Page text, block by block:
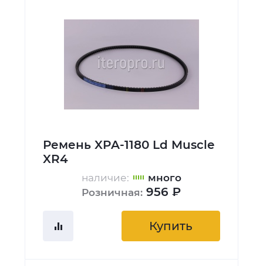
Ремень XPA-1180 Ld Muscle
XR4
наличие:
много
Розничная: 956 ₽
Купить